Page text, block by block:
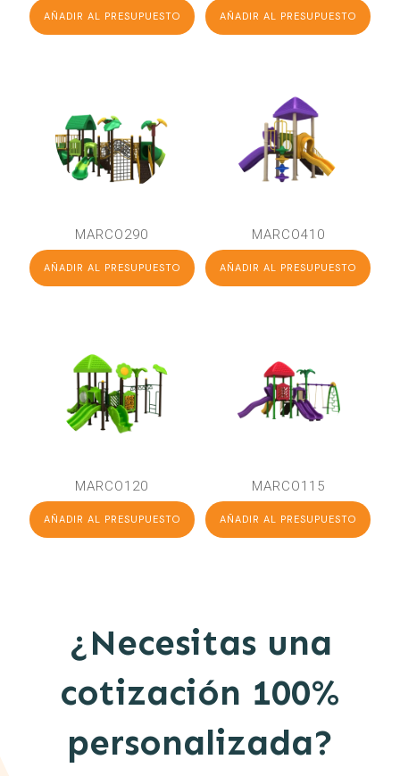
AÑADIR AL PRESUPUESTO AÑADIR AL PRESUPUESTO
MARCO290
AÑADIR AL PRESUPUESTO
MARCO410
AÑADIR AL PRESUPUESTO
MARCO120
AÑADIR AL PRESUPUESTO
MARCO115
AÑADIR AL PRESUPUESTO
¿Necesitas una
cotización 100%
personalizada?